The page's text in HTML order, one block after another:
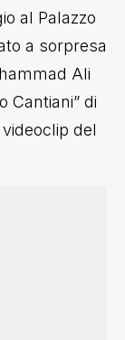
al Palazzo
a sorpresa
Ali
Cantiani” di
del